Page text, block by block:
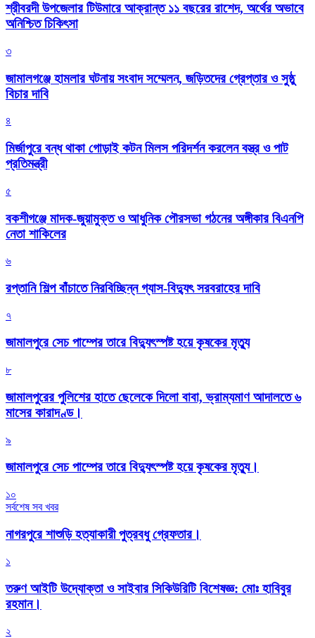
শ্রীবরদী উপজেলার টিউমারে আক্রান্ত ১১ বছরের রাশেদ, অর্থের অভাবে
অনিশ্চিত চিকিৎসা
৩
জামালগঞ্জে হামলার ঘটনায় সংবাদ সম্মেলন, জড়িতদের গ্রেপ্তার ও সুষ্ঠু
বিচার দাবি
৪
মির্জাপুরে বন্ধ থাকা গোড়াই কটন মিলস পরিদর্শন করলেন বস্ত্র ও পাট
প্রতিমন্ত্রী
৫
বকশীগঞ্জে মাদক-জুয়ামুক্ত ও আধুনিক পৌরসভা গঠনের অঙ্গীকার বিএনপি
নেতা শাকিলের
৬
রপ্তানি শিল্প বাঁচাতে নিরবিচ্ছিন্ন গ্যাস-বিদ্যুৎ সরবরাহের দাবি
৭
জামালপুরে সেচ পাম্পের তারে বিদ্যুৎস্পষ্ট হয়ে কৃষকের মৃত্যু
৮
জামালপুরের পুলিশের হাতে ছেলেকে দিলো বাবা, ভ্রাম্যমাণ আদালতে ৬
মাসের কারাদণ্ড।
৯
জামালপুরে সেচ পাম্পের তারে বিদ্যুৎস্পষ্ট হয়ে কৃষকের মৃত্যু।
১০
সর্বশেষ সব খবর
নাগরপুরে শাশুড়ি হত্যাকারী পুত্রবধু গ্রেফতার।
১
তরুণ আইটি উদ্যোক্তা ও সাইবার সিকিউরিটি বিশেষজ্ঞ: মোঃ হাবিবুর
রহমান।
২